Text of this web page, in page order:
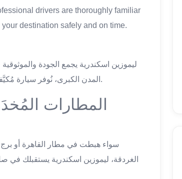
drivers are thoroughly familiar
destination safely and on time.
المدن الكبرى، نُوفر سيارة مُكيَّفة حديثة وسائقاً يلتزم بالمواعيد وسعراً ثابتاً شفافاً منذ البداية.
الغردقة، ليموزين اسكندرية يستقبلك